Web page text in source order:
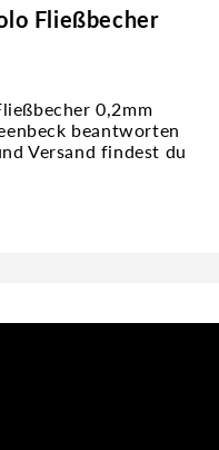
Fließbecher
0,2mm
beantworten
Versand findest du